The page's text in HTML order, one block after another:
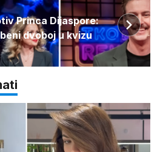
Princa Dijaspore:
dvoboj u kvizu